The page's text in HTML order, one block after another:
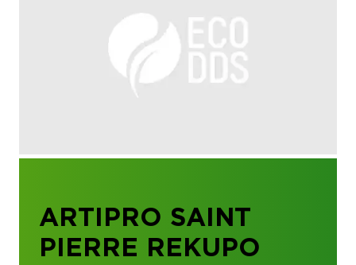
ARTIPRO SAINT
PIERRE REKUPO